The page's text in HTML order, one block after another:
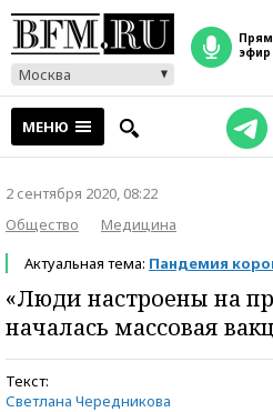
Москва
прямой
эфир
МЕНЮ
2 сентября 2020, 08:22
Общество
Медицина
Актуальная тема: Пандемия
«Люди настроены на
началась массовая
Текст:
Светлана Чередникова